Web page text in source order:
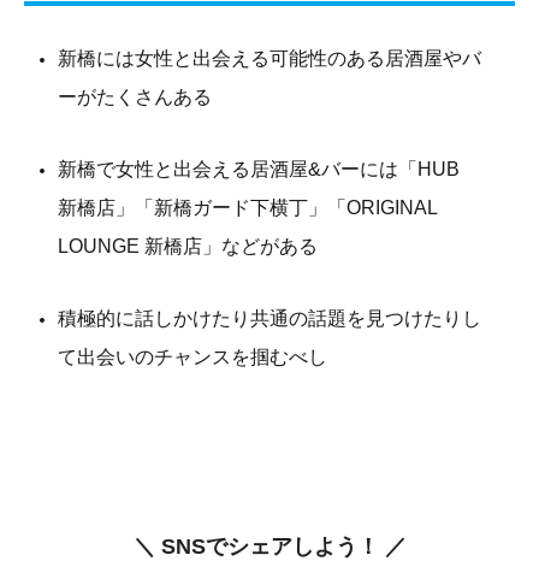
新橋には女性と出会える可能性のある居酒屋やバ
ーがたくさんある
新橋で女性と出会える居酒屋&バーには「HUB
新橋店」「新橋ガード下横丁」「ORIGINAL
LOUNGE 新橋店」などがある
積極的に話しかけたり共通の話題を見つけたりし
て出会いのチャンスを掴むべし
＼ SNSでシェアしよう！ ／